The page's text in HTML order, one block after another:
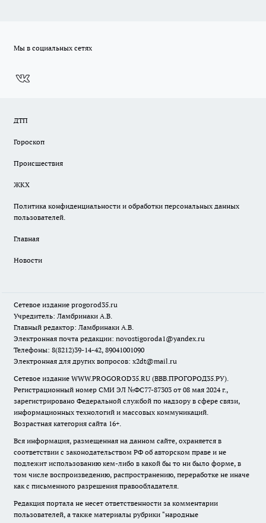
Мы в социальных сетях
ДТП
Гороскоп
Происшествия
ЖКХ
Политика конфиденциальности и обработки персональных данных
пользователей.
Главная
Новости
Сетевое издание progorod35.ru
Учредитель: Ламбринаки А.В.
Главный редактор: Ламбринаки А.В.
Электронная почта редакции: novostigoroda1@yandex.ru
Телефоны: 8(8212)39-14-42, 89041001090
Электронная для других вопросов: x2dt@mail.ru
Сетевое издание WWW.PROGOROD35.RU (ВВВ.ПРОГОРОД35.РУ).
Регистрационный номер СМИ ЭЛ №ФС77-87303 от 08 мая 2024 г.,
зарегистрировано Федеральной службой по надзору в сфере связи,
информационных технологий и массовых коммуникаций.
Возрастная категория сайта 16+.
Вся информация, размещенная на данном сайте, охраняется в
соответствии с законодательством РФ об авторском праве и не
подлежит использованию кем-либо в какой бы то ни было форме, в
том числе воспроизведению, распространению, переработке не иначе
как с письменного разрешения правообладателя.
Редакция портала не несет ответственности за комментарии
пользователей, а также материалы рубрики "народные